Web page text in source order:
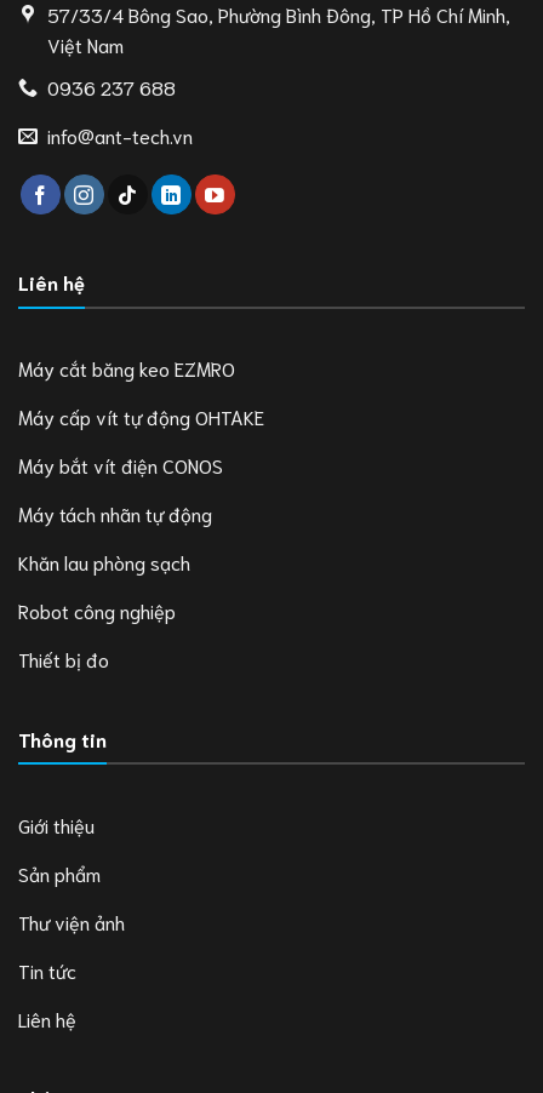
57/33/4 Bông Sao, Phường Bình Đông, TP Hồ Chí Minh,
Việt Nam
0936 237 688
info@ant-tech.vn
Liên hệ
Máy cắt băng keo EZMRO
Máy cấp vít tự động OHTAKE
Máy bắt vít điện CONOS
Máy tách nhãn tự động
Khăn lau phòng sạch
Robot công nghiệp
Thiết bị đo
Thông tin
Giới thiệu
Sản phẩm
Thư viện ảnh
Tin tức
Liên hệ